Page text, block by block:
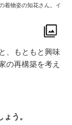
着物姿の知花さん。イ
、もともと興味
の再構築を考え
う。